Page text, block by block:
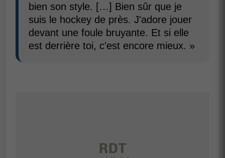
bien son style. […] Bien sûr que je
suis le hockey de près. J'adore jouer
devant une foule bruyante. Et si elle
est derrière toi, c'est encore mieux. »